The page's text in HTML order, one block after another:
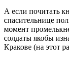
А если почитать
спасительнице
момент
солдаты якобы
Кракове (на этот